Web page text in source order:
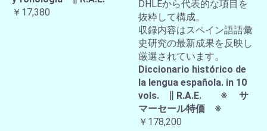
￥17,380
DHLEから代表的な項目を
抜粋して構成。
収録内容はスペイン語語彙
史研究の最新成果を反映し
厳選されています。
Diccionario histórico de
la lengua española. in 10
vols. ∥ R.A.E. ※ サ
マーセール特価 ※
￥178,200